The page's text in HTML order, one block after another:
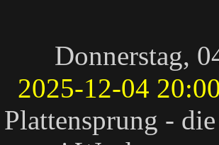
Donnerstag,
2025-12-04
Plattensprung -